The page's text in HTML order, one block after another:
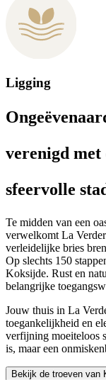
Ligging
verenigd met
sfeervolle
Te midden van een
verwelkomt La
verleidelijke bries
Op slechts 150
Koksijde. Rust en
belangrijke
Jouw thuis in La
toegankelijkheid en
verfijning moeiteloos
is, maar een
Bekijk de troeven van